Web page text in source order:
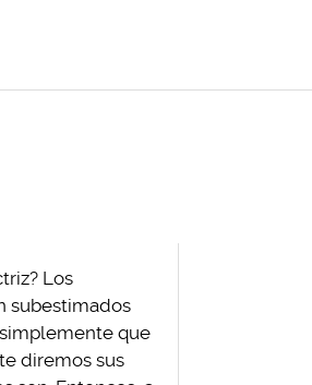
Los
subestimados
que
diremos sus